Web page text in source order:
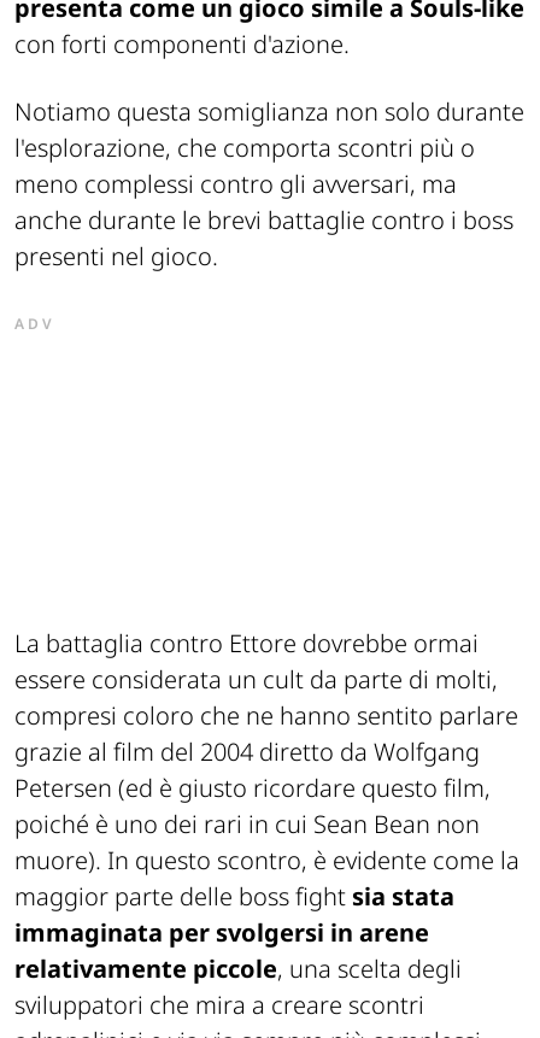
presenta come un gioco simile a Souls-like
con forti componenti d'azione.
Notiamo questa somiglianza non solo durante
l'esplorazione, che comporta scontri più o
meno complessi contro gli avversari, ma
anche durante le brevi battaglie contro i boss
presenti nel gioco.
ADV
La battaglia contro Ettore dovrebbe ormai
essere considerata un cult da parte di molti,
compresi coloro che ne hanno sentito parlare
grazie al film del 2004 diretto da Wolfgang
Petersen (ed è giusto ricordare questo film,
poiché è uno dei rari in cui Sean Bean non
muore). In questo scontro, è evidente come la
maggior parte delle boss fight sia stata
immaginata per svolgersi in arene
relativamente piccole, una scelta degli
sviluppatori che mira a creare scontri